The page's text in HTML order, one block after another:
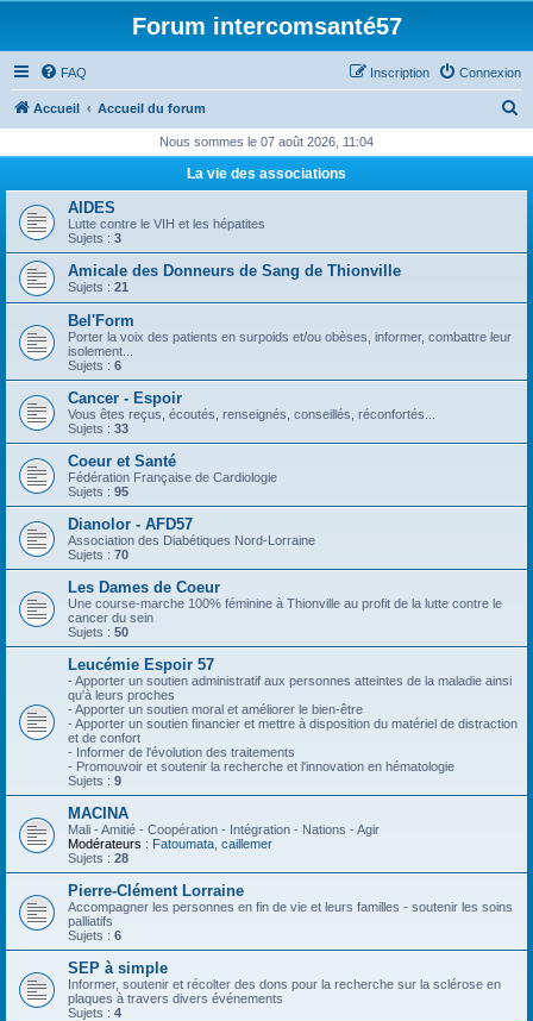
Forum intercomsanté57
FAQ Connexion
Inscription
Accueil Accueil du forum
h
r
h
Nous sommes le 07 août 2026, 11:04
La vie des associations
AIDES
Lutte contre le VIH et les hépatites
Sujets : 3
Amicale des Donneurs de Sang de Thionville
Sujets : 21
Bel'Form
Porter la voix des patients en surpoids et/ou obèses, informer, combattre leur
isolement...
Sujets : 6
Cancer - Espoir
Vous êtes reçus, écoutés, renseignés, conseillés, réconfortés...
Sujets : 33
Coeur et Santé
Fédération Française de Cardiologie
Sujets : 95
Dianolor - AFD57
Association des Diabétiques Nord-Lorraine
Sujets : 70
Les Dames de Coeur
Une course-marche 100% féminine à Thionville au profit de la lutte contre le
cancer du sein
Sujets : 50
Leucémie Espoir 57
- Apporter un soutien administratif aux personnes atteintes de la maladie ainsi
qu'à leurs proches
- Apporter un soutien moral et améliorer le bien-être
- Apporter un soutien financier et mettre à disposition du matériel de distraction
et de confort
- Informer de l'évolution des traitements
- Promouvoir et soutenir la recherche et l'innovation en hématologie
Sujets : 9
MACINA
Mali - Amitié - Coopération - Intégration - Nations - Agir
Modérateurs : Fatoumata caillemer
Sujets : 28
Pierre-Clément Lorraine
Accompagner les personnes en fin de vie et leurs familles - soutenir les soins
palliatifs
Sujets : 6
SEP à simple
Informer, soutenir et récolter des dons pour la recherche sur la sclérose en
plaques à travers divers événements
Sujets : 4